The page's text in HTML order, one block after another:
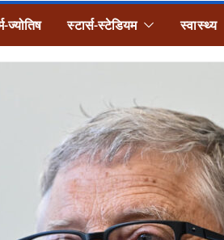
ज्योतिष स्टार्स-स्टेडियम स्वास्थ्य